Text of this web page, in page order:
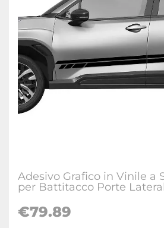
Adesivo Grafico in Vinile a
per Battitacco Porte
€79.89